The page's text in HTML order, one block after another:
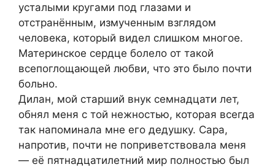
усталыми кругами под глазами и
отстранённым, измученным взглядом
человека, который видел слишком многое.
Материнское сердце болело от такой
всепоглощающей любви, что это было почти
больно.
Дилан, мой старший внук семнадцати лет,
обнял меня с той нежностью, которая всегда
так напоминала мне его дедушку. Сара,
напротив, почти не поприветствовала меня
— её пятнадцатилетний мир полностью был